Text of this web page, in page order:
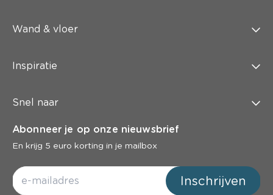
Wand & vloer
Inspiratie
Snel naar
Abonneer je op onze nieuwsbrief
En krijg 5 euro korting in je mailbox
Inschrijven